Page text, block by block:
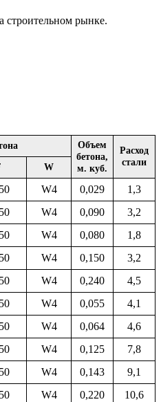
строительном рынке.
Объем
бетона,
м. куб.
Расход
стали
W
W4 0,029
1,3
W4 0,090
3,2
W4 0,080
1,8
W4 0,150
3,2
W4 0,240
4,5
W4 0,055
4,1
W4 0,064
4,6
W4 0,125
7,8
W4 0,143
9,1
W4 0,220
10,6